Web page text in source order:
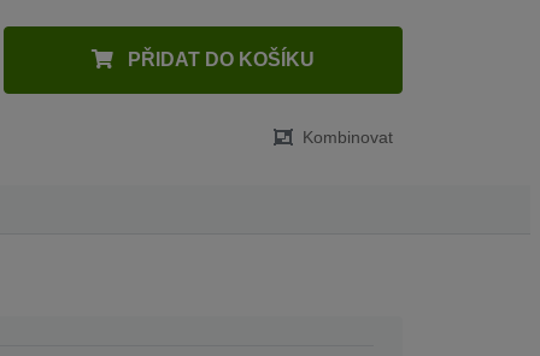
PŘIDAT DO KOŠÍKU
Kombinovat